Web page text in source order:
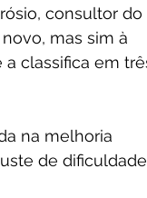
consultor do
mas sim à
classifica em
na melhoria
de